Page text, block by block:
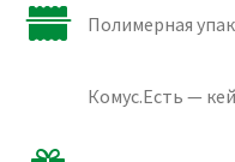
Полимерная
Комус.Есть —